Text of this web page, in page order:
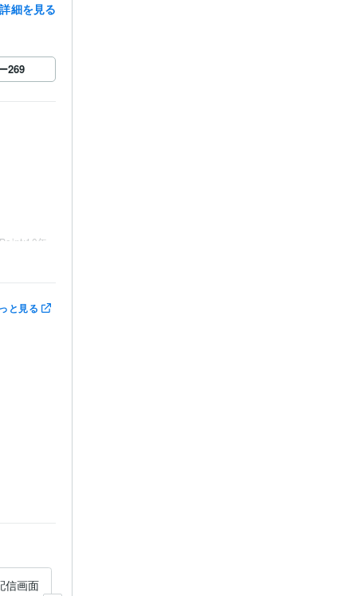
細を見る
269
年
ン作成
と見る
信画面